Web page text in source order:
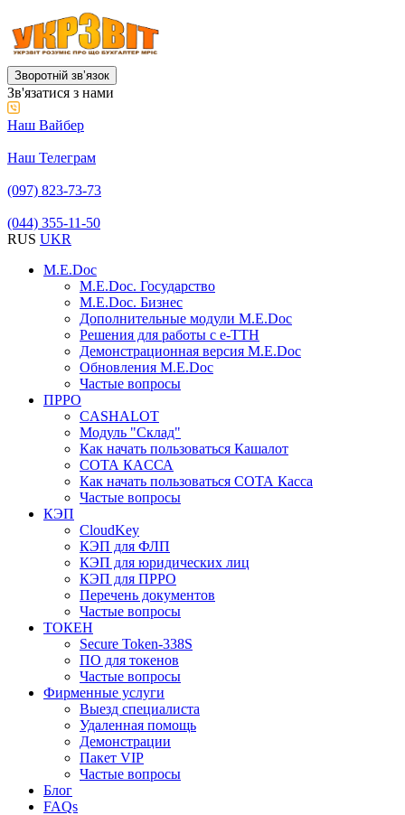
Зворотній звʼязок
Зв'язатися з нами
Наш Вайбер
Наш Телеграм
(097) 823-73-73
(044) 355-11-50
RUS UKR
M.E.Doc
M.E.Doc. Государство
M.E.Doc. Бизнес
Дополнительные модули M.E.Doc
Решения для работы с е-ТТН
Демонстрационная версия M.E.Doc
Обновления M.E.Doc
Частые вопросы
ПРРО
CASHALOT
Модуль "Склад"
Как начать пользоваться Кашалот
СОТА КАCСА
Как начать пользоваться СОТА Касса
Частые вопросы
КЭП
CloudKey
КЭП для ФЛП
КЭП для юридических лиц
КЭП для ПРРО
Перечень документов
Частые вопросы
ТОКЕН
Secure Token-338S
ПО для токенов
Частые вопросы
Фирменные услуги
Выезд специалиста
Удаленная помощь
Демонстрации
Пакет VIP
Частые вопросы
Блог
FAQs